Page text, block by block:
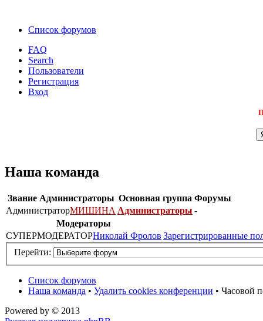
Список форумов
FAQ
Search
Пользователи
Регистрация
Вход
Наша команда
Звание Администраторы Основная группа Форумы
АдминистраторМИШИНА Администраторы -
Модераторы
СУПЕРМОДЕРАТОРНиколай Фролов Зарегистрированные
Перейти:
Список форумов
Наша команда • Удалить cookies конференции • Часовой
Powered by © 2013